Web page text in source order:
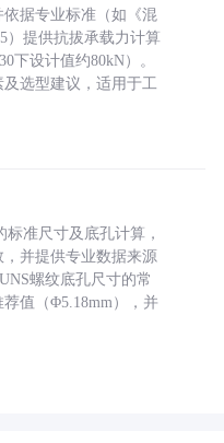
据专业标准（如《混
）提供抗拔承载力计算
下设计值约80kN）。
选型建议，适用于工
准尺寸及底孔计算，
并提供专业数据来源
螺纹底孔尺寸的常
值（Φ5.18mm），并